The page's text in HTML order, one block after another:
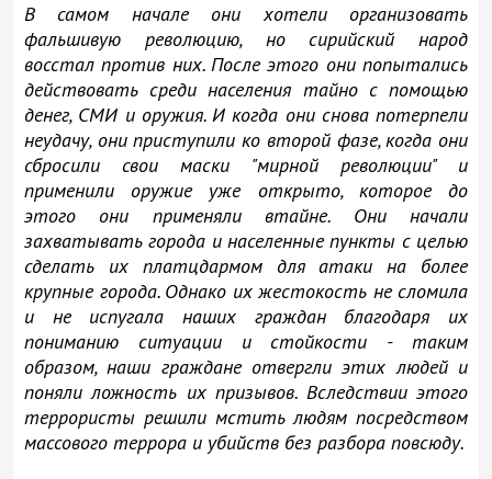
В самом начале они хотели организовать
фальшивую революцию, но сирийский народ
восстал против них. После этого они попытались
действовать среди населения тайно с помощью
денег, СМИ и оружия. И когда они снова потерпели
неудачу, они приступили ко второй фазе, когда они
сбросили свои маски "мирной революции" и
применили оружие уже открыто, которое до
этого они применяли втайне. Они начали
захватывать города и населенные пункты с целью
сделать их платцдармом для атаки на более
крупные города. Однако их жестокость не сломила
и не испугала наших граждан благодаря их
пониманию ситуации и стойкости - таким
образом, наши граждане отвергли этих людей и
поняли ложность их призывов. Вследствии этого
террористы решили мстить людям посредством
массового террора и убийств без разбора повсюду.